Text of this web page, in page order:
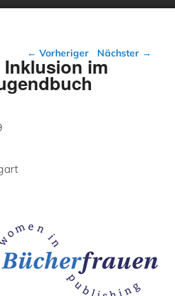
Beitragsnavigation
← Vorheriger Nächster →
im